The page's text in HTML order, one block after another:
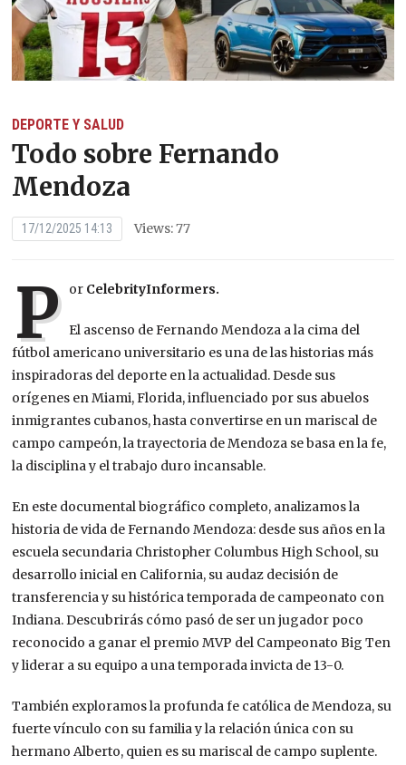
DEPORTE Y SALUD
Todo sobre Fernando
Mendoza
17/12/2025 14:13 Views: 77
P or CelebrityInformers.
El ascenso de Fernando Mendoza a la cima del
fútbol americano universitario es una de las historias más
inspiradoras del deporte en la actualidad. Desde sus
orígenes en Miami, Florida, influenciado por sus abuelos
inmigrantes cubanos, hasta convertirse en un mariscal de
campo campeón, la trayectoria de Mendoza se basa en la fe,
la disciplina y el trabajo duro incansable.
En este documental biográfico completo, analizamos la
historia de vida de Fernando Mendoza: desde sus años en la
escuela secundaria Christopher Columbus High School, su
desarrollo inicial en California, su audaz decisión de
transferencia y su histórica temporada de campeonato con
Indiana. Descubrirás cómo pasó de ser un jugador poco
reconocido a ganar el premio MVP del Campeonato Big Ten
y liderar a su equipo a una temporada invicta de 13-0.
También exploramos la profunda fe católica de Mendoza, su
fuerte vínculo con su familia y la relación única con su
hermano Alberto, quien es su mariscal de campo suplente.